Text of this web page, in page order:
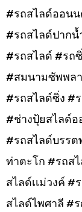
#รถสไลด์ออน
#รถสไลด์ปากน้
#รถสไลด์ #รถ
#สมนามซัพพล
#รถสไลด์ซิ่ง #
#ช่างปุ้ยสไลด์
#รถสไลด์บรรต
ท่าตะโก #รถส
สไลด์เเม่วงค์
สไลด์ไพศาลี #